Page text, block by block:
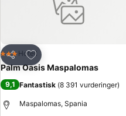
Del
Legg til i favoritter
3 Stjerner
Hotell
Palm Oasis Maspalomas
9,1 Fantastisk (8 391 vurderinger)
Maspalomas, Spania